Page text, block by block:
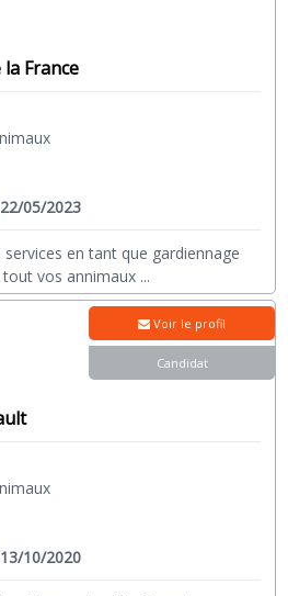
France
22/05/2023
en tant que gardiennage
vos annimaux ...
13/10/2020
Voir le profil
Candidat